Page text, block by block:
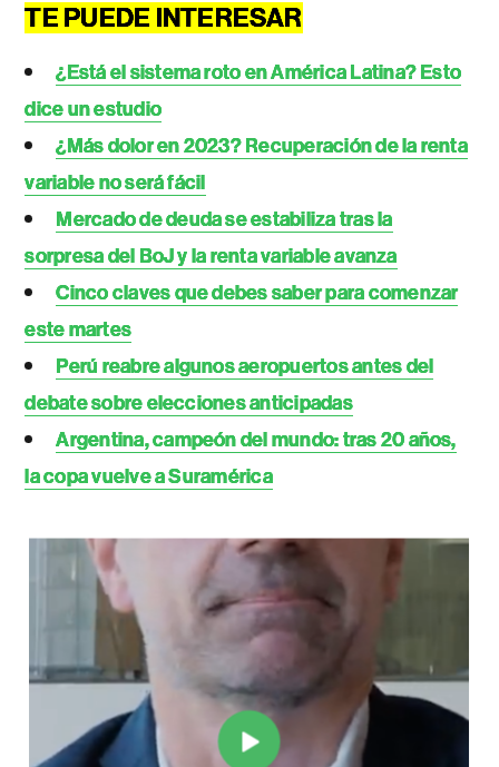
TE PUEDE INTERESAR
¿Está el sistema roto en América Latina? Esto
dice un estudio
¿Más dolor en 2023? Recuperación de la renta
variable no será fácil
Mercado de deuda se estabiliza tras la
sorpresa del BoJ y la renta variable avanza
Cinco claves que debes saber para comenzar
este martes
Perú reabre algunos aeropuertos antes del
debate sobre elecciones anticipadas
Argentina, campeón del mundo: tras 20 años,
la copa vuelve a Suramérica